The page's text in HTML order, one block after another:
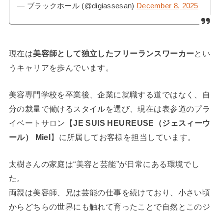
— ブラックホール (@digiassesan) December 8, 2025
現在は美容師として独立したフリーランスワーカーとい
うキャリアを歩んでいます。
美容専門学校を卒業後、企業に就職する道ではなく、自
分の裁量で働けるスタイルを選び、現在は表参道のプラ
イベートサロン【JE SUIS HEUREUSE（ジェスィーウ
ール） Miel】に所属してお客様を担当しています。
太樹さんの家庭は“美容と芸能”が日常にある環境でし
た。
両親は美容師、兄は芸能の仕事を続けており、小さい頃
からどちらの世界にも触れて育ったことで自然とこのジ